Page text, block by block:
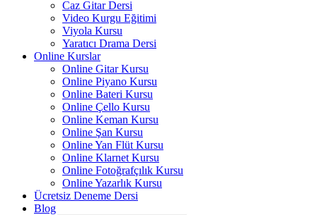
Caz Gitar Dersi
Video Kurgu Eğitimi
Viyola Kursu
Yaratıcı Drama Dersi
Online Kurslar
Online Gitar Kursu
Online Piyano Kursu
Online Bateri Kursu
Online Çello Kursu
Online Keman Kursu
Online Şan Kursu
Online Yan Flüt Kursu
Online Klarnet Kursu
Online Fotoğrafçılık Kursu
Online Yazarlık Kursu
Ücretsiz Deneme Dersi
Blog